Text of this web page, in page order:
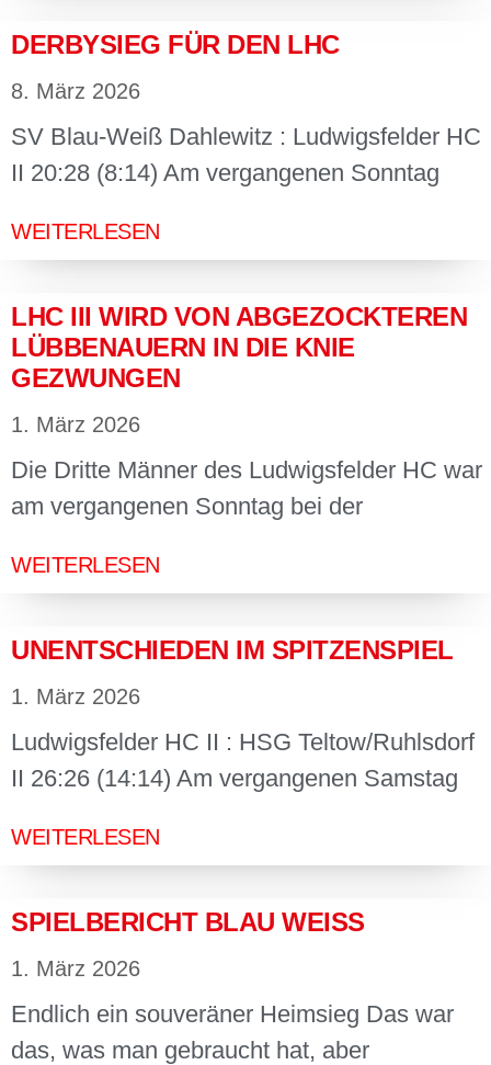
DERBYSIEG FÜR DEN LHC
8. März 2026
SV Blau-Weiß Dahlewitz : Ludwigsfelder HC
II 20:28 (8:14) Am vergangenen Sonntag
WEITERLESEN
LHC III WIRD VON ABGEZOCKTEREN
LÜBBENAUERN IN DIE KNIE
GEZWUNGEN
1. März 2026
Die Dritte Männer des Ludwigsfelder HC war
am vergangenen Sonntag bei der
WEITERLESEN
UNENTSCHIEDEN IM SPITZENSPIEL
1. März 2026
Ludwigsfelder HC II : HSG Teltow/Ruhlsdorf
II 26:26 (14:14) Am vergangenen Samstag
WEITERLESEN
SPIELBERICHT BLAU WEISS
1. März 2026
Endlich ein souveräner Heimsieg Das war
das, was man gebraucht hat, aber